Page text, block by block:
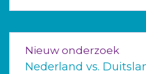
Nieuw onderzoek
Nederland vs.